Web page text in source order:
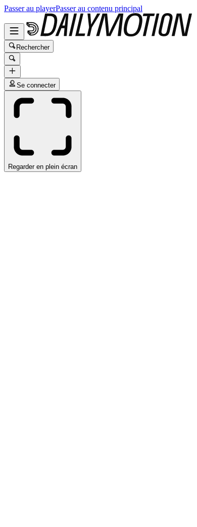
Passer au playerPasser au contenu principal
Rechercher
Se connecter
Regarder en plein écran